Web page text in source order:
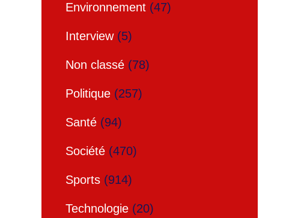
Environnement (47)
Interview(5)
Non classé (78)
Politique (257)
Santé (94)
Société (470)
Sports (914)
Technologie (20)